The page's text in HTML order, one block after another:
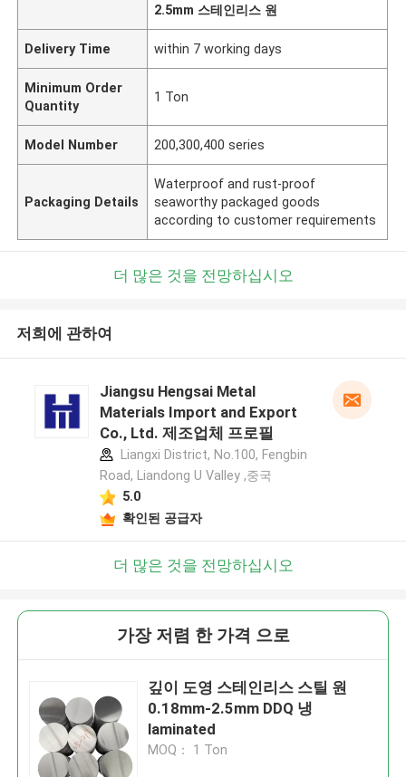
2.5mm 스테인리스 원
Delivery Time within 7 working days
Minimum Order
Quantity
1 Ton
Model Number 200,300,400 series
Packaging Details
Waterproof and rust-proof
seaworthy packaged goods
according to customer requirements
더 많은 것을 전망하십시오
저희에 관하여
Jiangsu Hengsai Metal
Materials Import and Export
Co., Ltd. 제조업체 프로필
Liangxi District, No.100, Fengbin
Road, Liandong U Valley ,중국
5.0
확인된 공급자
더 많은 것을 전망하십시오
가장 저렴 한 가격 으로
깊이 도영 스테인리스 스틸 원
0.18mm-2.5mm DDQ 냉
laminated
MOQ： 1 Ton